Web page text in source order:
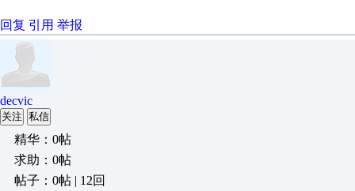
回复 引用 举报
decvic
关注 私信
精华：0帖
求助：0帖
帖子：0帖 | 12回